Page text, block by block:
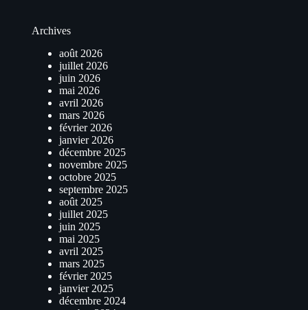
Archives
août 2026
juillet 2026
juin 2026
mai 2026
avril 2026
mars 2026
février 2026
janvier 2026
décembre 2025
novembre 2025
octobre 2025
septembre 2025
août 2025
juillet 2025
juin 2025
mai 2025
avril 2025
mars 2025
février 2025
janvier 2025
décembre 2024